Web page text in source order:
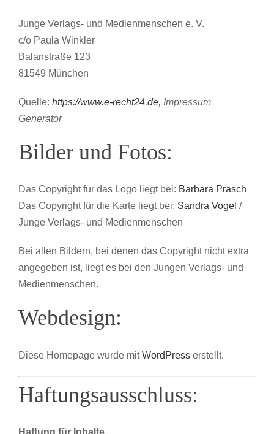
Junge Verlags- und Medienmenschen e. V.
c/o Paula Winkler
Balanstraße 123
81549 München
Quelle: https://www.e-recht24.de, Impressum
Generator
Bilder und Fotos:
Das Copyright für das Logo liegt bei: Barbara Prasch
Das Copyright für die Karte liegt bei: Sandra Vogel /
Junge Verlags- und Medienmenschen
Bei allen Bildern, bei denen das Copyright nicht extra
angegeben ist, liegt es bei den Jungen Verlags- und
Medienmenschen.
Webdesign:
Diese Homepage wurde mitWordPresserstellt.
Haftungsausschluss:
Haftung für Inhalte